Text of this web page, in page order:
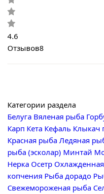
4.6
Отзывов8
Категории раздела
Белуга Вяленая рыба
Карп Кета Кефаль Клыкач
Красная рыба Ледяная
рыба (эсколар) Минтай
Нерка Осетр
копчения Рыба дорадо
Свежемороженая рыба